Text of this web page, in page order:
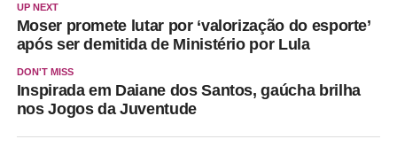
UP NEXT
Moser promete lutar por ‘valorização do esporte’
após ser demitida de Ministério por Lula
DON'T MISS
Inspirada em Daiane dos Santos, gaúcha brilha
nos Jogos da Juventude